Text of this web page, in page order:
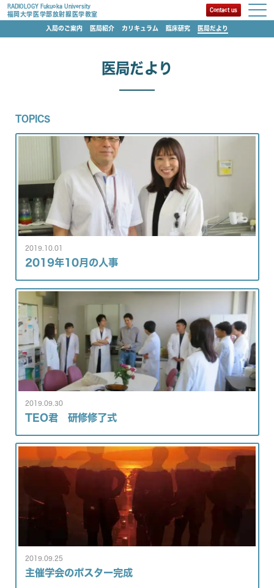
RADIOLOGY Fukuoka University
福岡大学医学部放射線医学教室
Contact us
入局のご案内 医局紹介 カリキュラム 臨床研究 医局だより
医局だより
TOPICS
2019.10.01
2019年10月の人事
2019.09.30
TEO君 研修修了式
2019.09.25
主催学会のポスター完成